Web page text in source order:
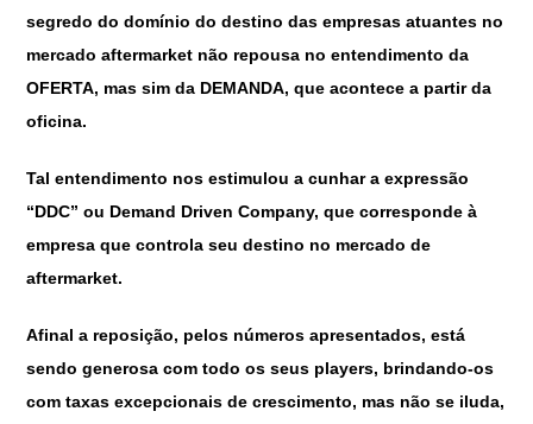
segredo do domínio do destino das empresas atuantes no
mercado aftermarket não repousa no entendimento da
OFERTA, mas sim da DEMANDA, que acontece a partir da
oficina.
Tal entendimento nos estimulou a cunhar a expressão
“DDC” ou Demand Driven Company, que corresponde à
empresa que controla seu destino no mercado de
aftermarket.
Afinal a reposição, pelos números apresentados, está
sendo generosa com todo os seus players, brindando-os
com taxas excepcionais de crescimento, mas não se iluda,